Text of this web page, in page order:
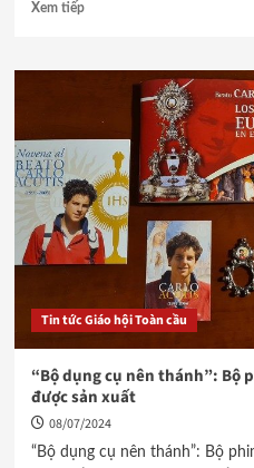
Xem tiếp
Tin tức Giáo hội Toàn cầu
“Bộ dụng cụ nên thánh”: Bộ
được sản xuất
08/07/2024
“Bộ dụng cụ nên thánh”: Bộ